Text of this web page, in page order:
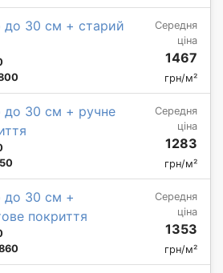
30 см + старий
Середня
ціна
1467
грн/м²
30 см + ручне
Середня
ціна
1283
грн/м²
до 30 см +
покриття
Середня
ціна
1353
грн/м²